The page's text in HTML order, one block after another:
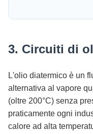
3. Circuiti di
L'olio diatermico è un
alternativa al vapore
(oltre 200°C) senza
praticamente ogni
calore ad alta